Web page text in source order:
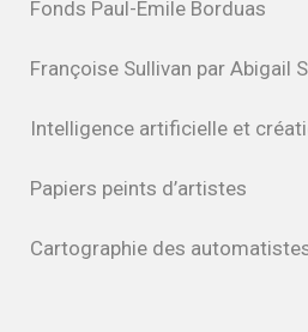
Fonds Paul-Émile Borduas
Françoise Sullivan par Abigail
Intelligence artificielle et
Papiers peints d’artistes
Cartographie des